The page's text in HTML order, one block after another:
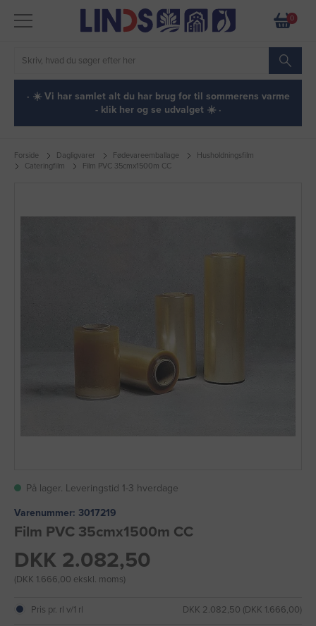
0
· ☀️ Vi har samlet alt du har brug for til sommerens varme
- klik her og se udvalget ☀️ ·
Forside Dagligvarer Fødevareemballage
Husholdningsfilm
Cateringfilm
Film PVC 35cmx1500m CC
På lager. Leveringstid 1-3 hverdage
Varenummer: 3017219
Film PVC 35cmx1500m CC
DKK 2.082,50
(DKK 1.666,00 ekskl. moms)
Pris pr. rl v/1 rl DKK 2.082,50 (DKK 1.666,00)